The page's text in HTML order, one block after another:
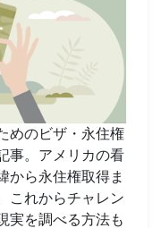
めのビザ・永住権
事。アメリカの看
から永住権取得ま
これからチャレン
実を調べる方法も